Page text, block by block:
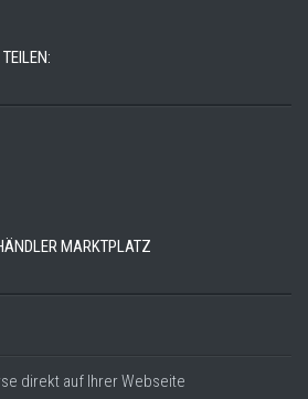
MARKTPLATZ
direkt auf Ihrer Webseite